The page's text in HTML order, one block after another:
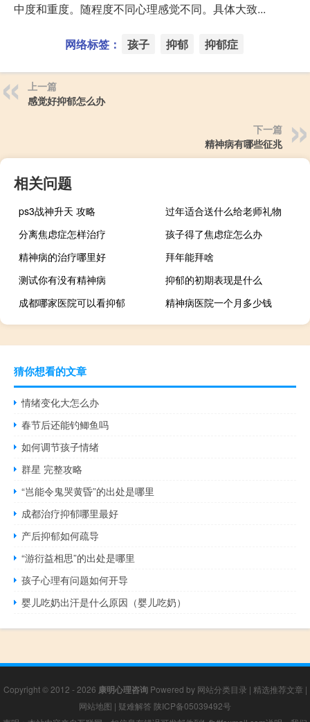
中度和重度。随程度不同心理感觉不同。具体大致...
网络标签： 孩子 抑郁 抑郁症
上一篇
感觉好抑郁怎么办
下一篇
精神病有哪些征兆
相关问题
ps3战神升天 攻略
过年适合送什么给老师礼物
分离焦虑症怎样治疗
孩子得了焦虑症怎么办
精神病的治疗哪里好
拜年能拜啥
测试你有没有精神病
抑郁的初期表现是什么
成都哪家医院可以看抑郁
精神病医院一个月多少钱
猜你想看的文章
情绪变化大怎么办
春节后还能钓鲫鱼吗
如何调节孩子情绪
群星 完整攻略
“岂能令鬼哭黄昏”的出处是哪里
成都治疗抑郁哪里最好
产后抑郁如何疏导
“游衍益相思”的出处是哪里
孩子心理有问题如何开导
婴儿吃奶出汗是什么原因（婴儿吃奶）
Copyright © 2012 - 2026 康明心理咨询Powered by 网站分类目录 | 精选推荐文章 |
网站地图 | 疑难解答 陕ICP备05039492号